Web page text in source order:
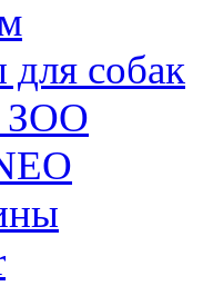
собак
ЗОО